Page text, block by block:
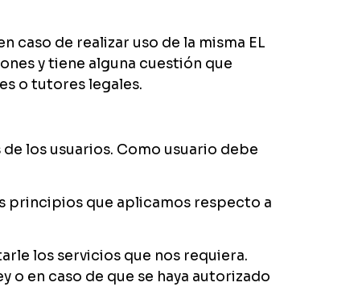
caso de realizar uso de la misma EL
y tiene alguna cuestión que
o tutores legales.
los usuarios. Como usuario debe
principios que aplicamos respecto a
los servicios que nos requiera.
en caso de que se haya autorizado